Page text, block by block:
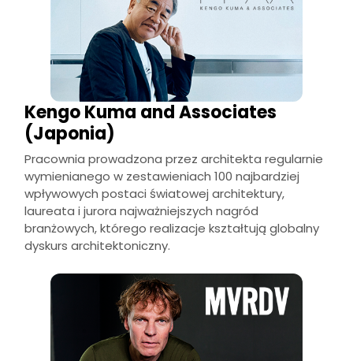
Kengo Kuma and Associates
(Japonia)
Pracownia prowadzona przez architekta regularnie
wymienianego w zestawieniach 100 najbardziej
wpływowych postaci światowej architektury,
laureata i jurora najważniejszych nagród
branżowych, którego realizacje kształtują globalny
dyskurs architektoniczny.